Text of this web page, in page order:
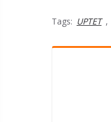
Tags: UPTET ,